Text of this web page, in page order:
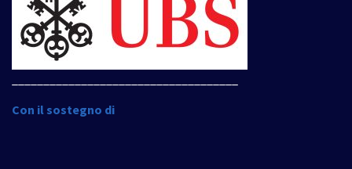
Con il sostegno di